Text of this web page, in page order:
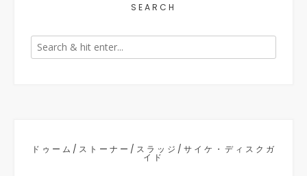
SEARCH
ドゥーム/ストーナー/スラッジ/サイケ・ディスクガ
イド